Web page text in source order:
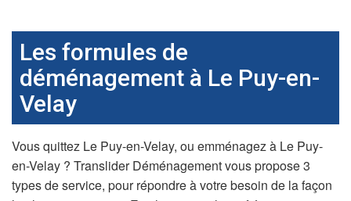
Les formules de
déménagement à Le Puy-en-
Velay
Vous quittez Le Puy-en-Velay, ou emménagez à Le Puy-
en-Velay ? Translider Déménagement vous propose 3
types de service, pour répondre à votre besoin de la façon